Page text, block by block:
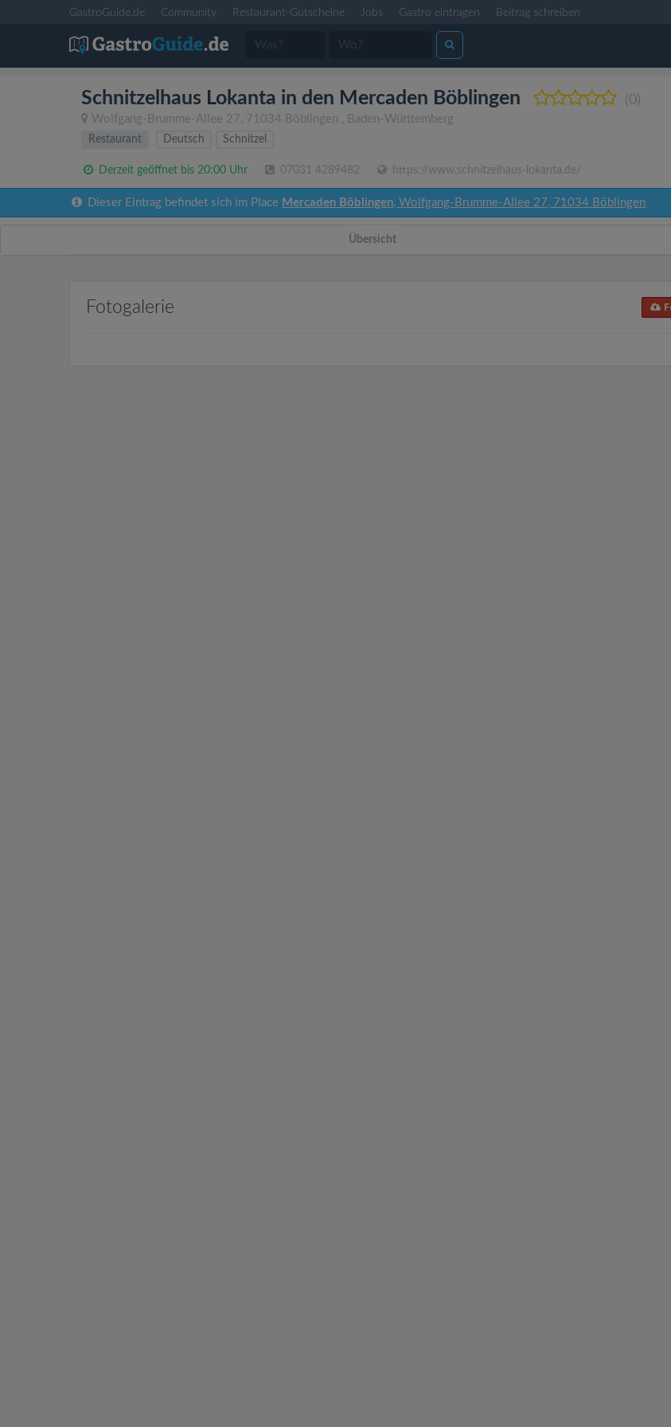
GastroGuide.de Community Restaurant-Gutscheine Jobs Gastro eintragen Beitrag schreiben
Schnitzelhaus Lokanta in den Mercaden Böblingen (0)
Wolfgang-Brumme-Allee 27, 71034 Böblingen , Baden-Württemberg
Restaurant
Deutsch Schnitzel
Derzeit geöffnet bis 20:00 Uhr 07031 4289482 https://www.schnitzelhaus-lokanta.de/
Dieser Eintrag befindet sich im Place Mercaden Böblingen, Wolfgang-Brumme-Allee 27, 71034 Böblingen
Übersicht
Fotogalerie